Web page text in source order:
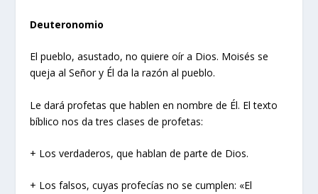
Deuteronomio
El pueblo, asustado, no quiere oír a Dios. Moisés se
queja al Señor y Él da la razón al pueblo.
Le dará profetas que hablen en nombre de Él. El texto
bíblico nos da tres clases de profetas:
+ Los verdaderos, que hablan de parte de Dios.
+ Los falsos, cuyas profecías no se cumplen: «El